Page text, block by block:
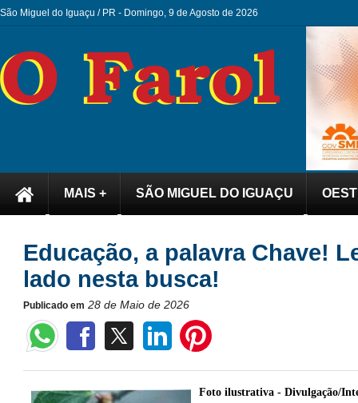
São Miguel do Iguaçu / PR - Domingo, 9 de Agosto de 2026
MAIS + SÃO MIGUEL DO IGUAÇU
Educação, a palavra Chave!
lado nesta busca!
Publicado em 28 de Maio de 2026
Foto ilustrativa - Divulgação/